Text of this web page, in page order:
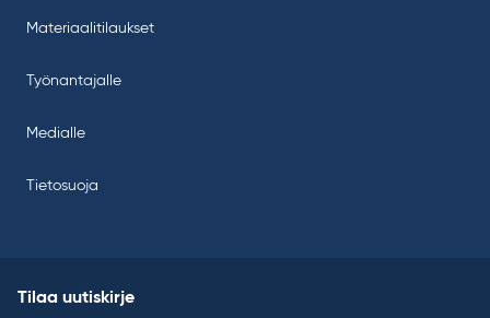
Materiaalitilaukset
Työnantajalle
Medialle
Tietosuoja
Tilaa uutiskirje